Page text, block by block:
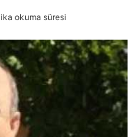
okuma süresi